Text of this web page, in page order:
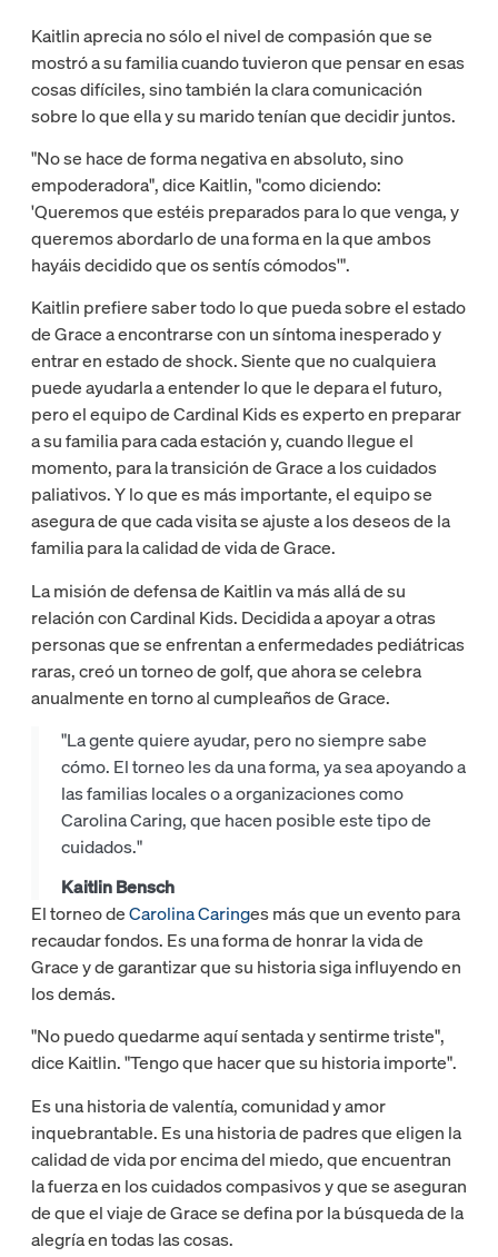
Kaitlin aprecia no sólo el nivel de compasión que se
mostró a su familia cuando tuvieron que pensar en esas
cosas difíciles, sino también la clara comunicación
sobre lo que ella y su marido tenían que decidir juntos.
"No se hace de forma negativa en absoluto, sino
empoderadora", dice Kaitlin, "como diciendo:
'Queremos que estéis preparados para lo que venga, y
queremos abordarlo de una forma en la que ambos
hayáis decidido que os sentís cómodos'".
Kaitlin prefiere saber todo lo que pueda sobre el estado
de Grace a encontrarse con un síntoma inesperado y
entrar en estado de shock. Siente que no cualquiera
puede ayudarla a entender lo que le depara el futuro,
pero el equipo de Cardinal Kids es experto en preparar
a su familia para cada estación y, cuando llegue el
momento, para la transición de Grace a los cuidados
paliativos. Y lo que es más importante, el equipo se
asegura de que cada visita se ajuste a los deseos de la
familia para la calidad de vida de Grace.
La misión de defensa de Kaitlin va más allá de su
relación con Cardinal Kids. Decidida a apoyar a otras
personas que se enfrentan a enfermedades pediátricas
raras, creó un torneo de golf, que ahora se celebra
anualmente en torno al cumpleaños de Grace.
"La gente quiere ayudar, pero no siempre sabe
cómo. El torneo les da una forma, ya sea apoyando a
las familias locales o a organizaciones como
Carolina Caring, que hacen posible este tipo de
cuidados."
Kaitlin Bensch
El torneo deCarolina Caringes más que un evento para
recaudar fondos. Es una forma de honrar la vida de
Grace y de garantizar que su historia siga influyendo en
los demás.
"No puedo quedarme aquí sentada y sentirme triste",
dice Kaitlin. "Tengo que hacer que su historia importe".
Es una historia de valentía, comunidad y amor
inquebrantable. Es una historia de padres que eligen la
calidad de vida por encima del miedo, que encuentran
la fuerza en los cuidados compasivos y que se aseguran
de que el viaje de Grace se defina por la búsqueda de la
alegría en todas las cosas.